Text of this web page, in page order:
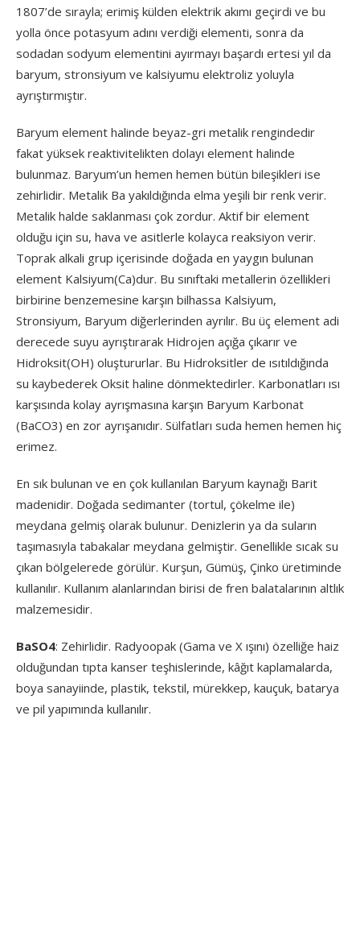
1807’de sırayla; erimiş külden elektrik akımı geçirdi ve bu
yolla önce potasyum adını verdiği elementi, sonra da
sodadan sodyum elementini ayırmayı başardı ertesi yıl da
baryum, stronsiyum ve kalsiyumu elektroliz yoluyla
ayrıştırmıştır.
Baryum element halinde beyaz-gri metalik rengindedir
fakat yüksek reaktivitelikten dolayı element halinde
bulunmaz. Baryum’un hemen hemen bütün bileşikleri ise
zehirlidir. Metalik Ba yakıldığında elma yeşili bir renk verir.
Metalik halde saklanması çok zordur. Aktif bir element
olduğu için su, hava ve asitlerle kolayca reaksiyon verir.
Toprak alkali grup içerisinde doğada en yaygın bulunan
element Kalsiyum(Ca)dur. Bu sınıftaki metallerin özellikleri
birbirine benzemesine karşın bilhassa Kalsiyum,
Stronsiyum, Baryum diğerlerinden ayrılır. Bu üç element adi
derecede suyu ayrıştırarak Hidrojen açığa çıkarır ve
Hidroksit(OH) oluştururlar. Bu Hidroksitler de ısıtıldığında
su kaybederek Oksit haline dönmektedirler. Karbonatları ısı
karşısında kolay ayrışmasına karşın Baryum Karbonat
(BaCO3) en zor ayrışanıdır. Sülfatları suda hemen hemen hiç
erimez.
En sık bulunan ve en çok kullanılan Baryum kaynağı Barit
madenidir. Doğada sedimanter (tortul, çökelme ile)
meydana gelmiş olarak bulunur. Denizlerin ya da suların
taşımasıyla tabakalar meydana gelmiştir. Genellikle sıcak su
çıkan bölgelerede görülür. Kurşun, Gümüş, Çinko üretiminde
kullanılır. Kullanım alanlarından birisi de fren balatalarının altlık
malzemesidir.
BaSO4: Zehirlidir. Radyoopak (Gama ve X ışını) özelliğe haiz
olduğundan tıpta kanser teşhislerinde, kâğıt kaplamalarda,
boya sanayiinde, plastik, tekstil, mürekkep, kauçuk, batarya
ve pil yapımında kullanılır.